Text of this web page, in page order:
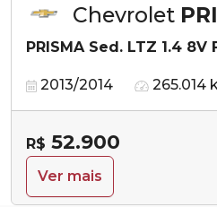
Chevrolet
PRISMA Sed. LTZ 1.4
2013/2014 265.014
R$ 52.900
Ver mais